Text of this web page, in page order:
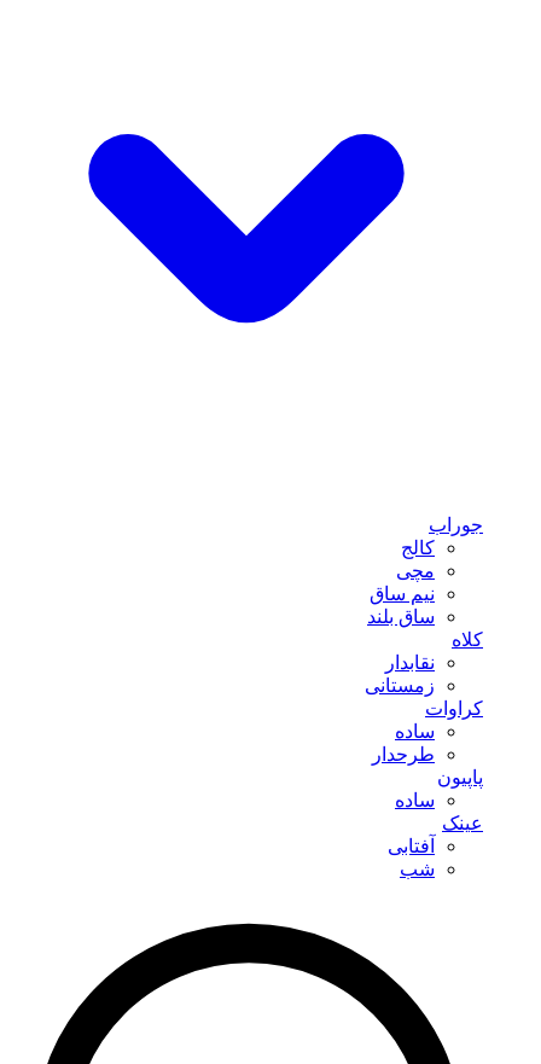
جوراب
کالج
مچی
نیم ساق
ساق بلند
کلاه
نقابدار
زمستانی
کراوات
ساده
طرحدار
پاپیون
ساده
عینک
آفتابی
شب